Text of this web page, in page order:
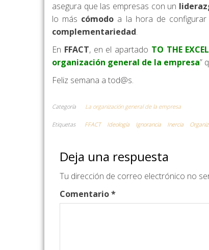
asegura que las empresas con un
lo más cómodo a la hora de
complementariedad.
En FFACT, en el apartado TO THE
organización general de la empresa”
Feliz semana a tod@s.
Categoría La organización general de la empresa
Etiquetas FFACT Ideología Ignorancia Inercia
Deja una respuesta
Tu dirección de correo electrónico no
Comentario*